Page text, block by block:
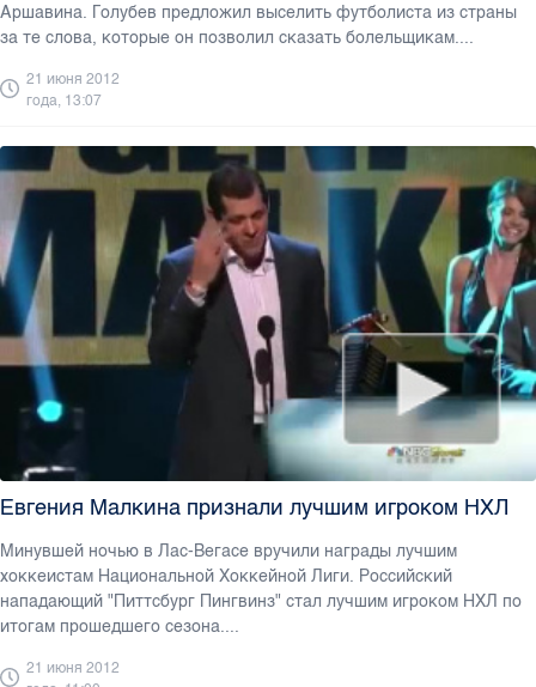
Аршавина. Голубев предложил выселить футболиста из страны
за те слова, которые он позволил сказать болельщикам....
21 июня 2012
года, 13:07
Евгения Малкина признали лучшим игроком НХЛ
Минувшей ночью в Лас-Вегасе вручили награды лучшим
хоккеистам Национальной Хоккейной Лиги. Российский
нападающий "Питтсбург Пингвинз" стал лучшим игроком НХЛ по
итогам прошедшего сезона....
21 июня 2012